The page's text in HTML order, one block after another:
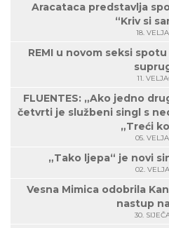
Aracataca predstavlja
“Kriv si
18.
REMI u novom seksi
11.
FLUENTES: „Ako jedno
četvrti je službeni singl s
„Treći
05.
„Tako ljepa“ je novi
02.
Vesna Mimica odobrila
nastup
30.